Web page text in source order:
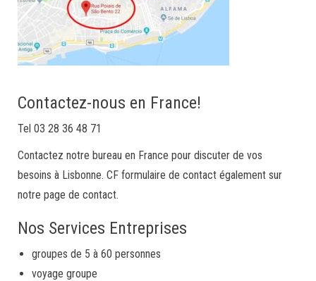
Contactez-nous en France!
Tel 03 28 36 48 71
Contactez notre bureau en France pour discuter de vos
besoins à Lisbonne. CF formulaire de contact également sur
notre page de contact.
Nos Services Entreprises
groupes de 5 à 60 personnes
voyage groupe